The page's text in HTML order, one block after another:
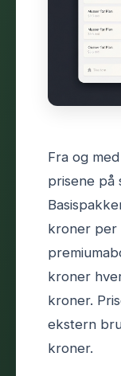
Fra og
prisene på
kroner per
kroner
kroner.
ekstern
kroner.